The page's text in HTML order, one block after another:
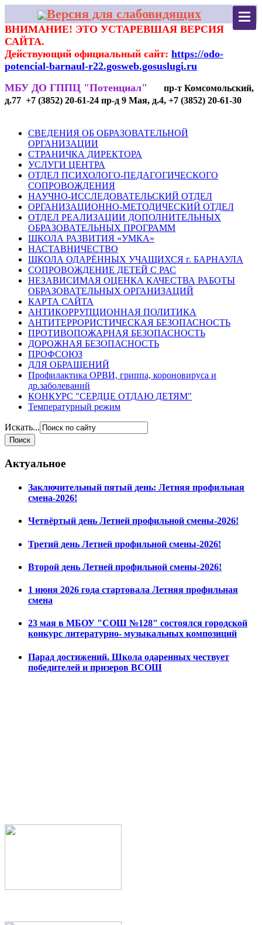
Версия для слабовидящих
ВНИМАНИЕ! ЭТО УСТАРЕВШАЯ ВЕРСИЯ
САЙТА.
Действующий официальный сайт: https://odo-
potencial-barnaul-r22.gosweb.gosuslugi.ru
МБУ ДО ГППЦ "Потенциал"
пр-т Комсомольский,
д.77 +7 (3852) 20-61-24 пр-д 9 Мая, д.4, +7 (3852) 20-61-30
СВЕДЕНИЯ ОБ ОБРАЗОВАТЕЛЬНОЙ
ОРГАНИЗАЦИИ
СТРАНИЧКА ДИРЕКТОРА
УСЛУГИ ЦЕНТРА
ОТДЕЛ ПСИХОЛОГО-ПЕДАГОГИЧЕСКОГО
СОПРОВОЖДЕНИЯ
НАУЧНО-ИССЛЕДОВАТЕЛЬСКИЙ ОТДЕЛ
ОРГАНИЗАЦИОННО-МЕТОДИЧЕСКИЙ ОТДЕЛ
ОТДЕЛ РЕАЛИЗАЦИИ ДОПОЛНИТЕЛЬНЫХ
ОБРАЗОВАТЕЛЬНЫХ ПРОГРАММ
ШКОЛА РАЗВИТИЯ «УМКА»
НАСТАВНИЧЕСТВО
ШКОЛА ОДАРЁННЫХ УЧАЩИХСЯ г. БАРНАУЛА
СОПРОВОЖДЕНИЕ ДЕТЕЙ С РАС
НЕЗАВИСИМАЯ ОЦЕНКА КАЧЕСТВА РАБОТЫ
ОБРАЗОВАТЕЛЬНЫХ ОРГАНИЗАЦИЙ
КАРТА САЙТА
АНТИКОРРУПЦИОННАЯ ПОЛИТИКА
АНТИТЕРРОРИСТИЧЕСКАЯ БЕЗОПАСНОСТЬ
ПРОТИВОПОЖАРНАЯ БЕЗОПАСНОСТЬ
ДОРОЖНАЯ БЕЗОПАСНОСТЬ
ПРОФСОЮЗ
ДЛЯ ОБРАЩЕНИЙ
Профилактика ОРВИ, гриппа, короновируса и
др.заболеваний
КОНКУРС "СЕРДЦЕ ОТДАЮ ДЕТЯМ"
Температурный режим
Искать...
Актуальное
Заключительный пятый день: Летняя профильная
смена-2026!
Четвёртый день Летней профильной смены-2026!
Третий день Летней профильной смены-2026!
Второй день Летней профильной смены-2026!
1 июня 2026 года стартовала Летняя профильная
смена
23 мая в МБОУ "СОШ №128" состоялся городской
конкурс литературно- музыкальных композиций
Парад достижений. Школа одаренных чествует
победителей и призеров ВСОШ